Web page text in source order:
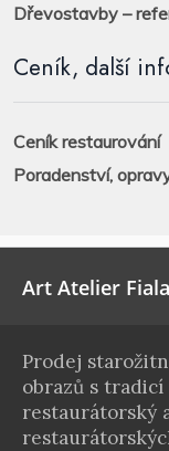
Dřevostavby –
Ceník, další
Ceník restaurování
Poradenství,
Art Atelier Fiala
Prodej
obrazů s tradicí
restaurátorský